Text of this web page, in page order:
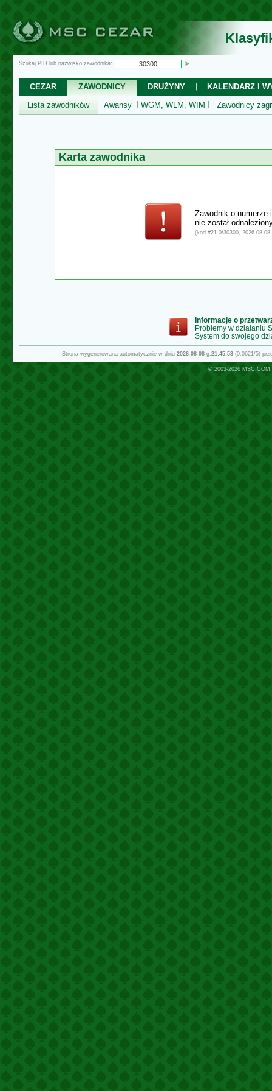
Szukaj PID lub nazwisko zawodnika:
CEZAR ZAWODNICY DRUŻYNY
KALENDARZ I
Lista zawodników
Awansy WGM, WLM, WIM Zawodnicy
Karta zawodnika
Zawodnik o
nie został
(kod #21.0/30300, 2026-08-
Informacje o
Problemy w działaniu
System do swojego
Strona wygenerowana automatycznie w dniu 2026-08-08g.21:45:53(0.0621/5)
© 2003-2026